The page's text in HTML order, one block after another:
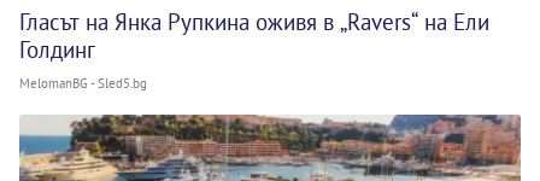
Гласът на Янка Рупкина оживя в „Ravers“ на Ели
Голдинг
MelomanBG - Sled5.bg